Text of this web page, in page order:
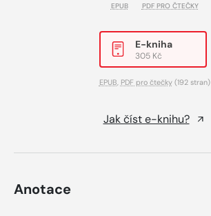
EPUB PDF PRO ČTEČKY
E-kniha
305 Kč
EPUB PDF pro čtečky(192 stran)
Jak číst e-knihu?
Anotace